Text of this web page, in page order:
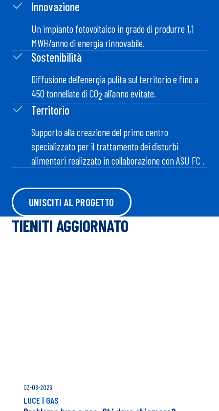
ENERGIA IN CAMPO È
Innovazione
MWH/anno di energia rinnovabile.
Sostenibilità
Diffusione dell’energia pulita sul territorio e fino a
TIENITI AGGIORNATO